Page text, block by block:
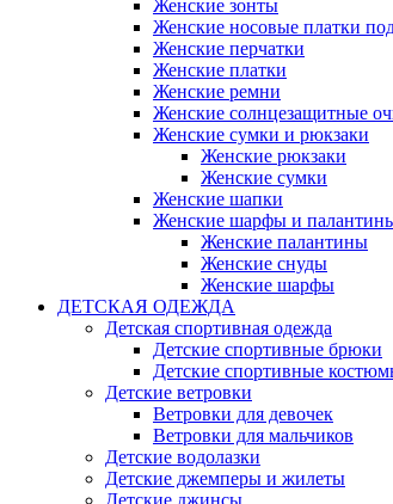
Женские зонты
Женские носовые платки
Женские перчатки
Женские платки
Женские ремни
Женские солнцезащитные
Женские сумки и рюкзаки
Женские рюкзаки
Женские сумки
Женские шапки
Женские шарфы и
Женские палантины
Женские снуды
Женские шарфы
ДЕТСКАЯ ОДЕЖДА
Детская спортивная одежда
Детские спортивные брюки
Детские спортивные
Детские ветровки
Ветровки для девочек
Ветровки для мальчиков
Детские водолазки
Детские джемперы и жилеты
Детские джинсы